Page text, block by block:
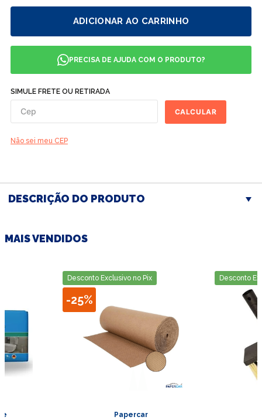
ADICIONAR AO CARRINHO
PRECISA DE AJUDA COM O PRODUTO?
SIMULE FRETE OU RETIRADA
CALCULAR
Não sei meu CEP
DESCRIÇÃO DO PRODUTO
MAIS VENDIDOS
Desconto Exclusivo no Pix
-25%
Papercar
Desconto